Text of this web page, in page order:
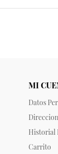
MI
Datos
Historial
Carrito